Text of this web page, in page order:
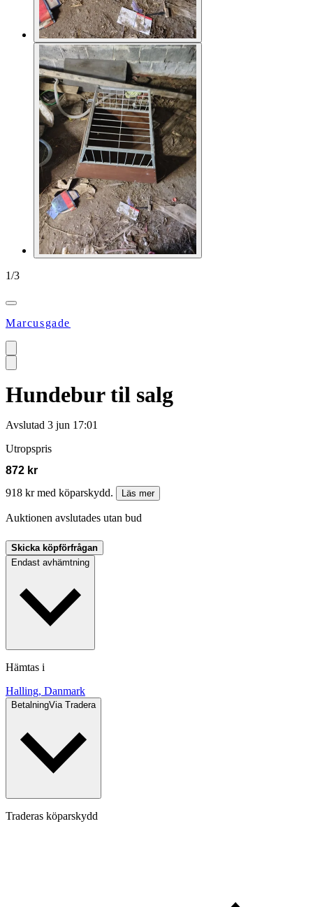
1/3
Marcusgade
Hundebur til salg
Avslutad 3 jun 17:01
Utropspris
872 kr
918 kr med köparskydd.
Läs mer
Auktionen avslutades utan bud
Skicka köpförfrågan
Endast avhämtning
Hämtas i
Halling, Danmark
BetalningVia Tradera
Traderas köparskydd